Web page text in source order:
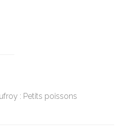
: Petits poissons